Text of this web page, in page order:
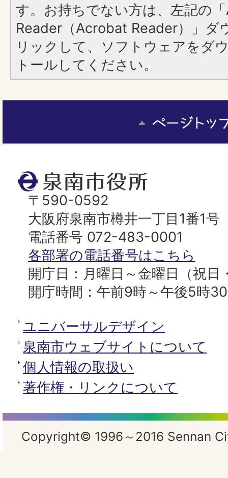
す。お持ちでない方は、左記の
Reader（Acrobat Reader）」ダ
リックして、ソフトウェアをダ
トールしてください。
泉
南
市
役
所
〒590-0592
大阪府泉南市樽井一丁目1番1号
電話番号 072-483-0001
各部署の電話番号はこちら
開庁日：月曜日～金曜日（祝日
開庁時間：午前9時～午後5時
ユニバーサルデザイン
泉南市ウェブサイトについて
個人情報の取扱い
著作権・リンクについて
Copyright© 1996～2016 Sennan